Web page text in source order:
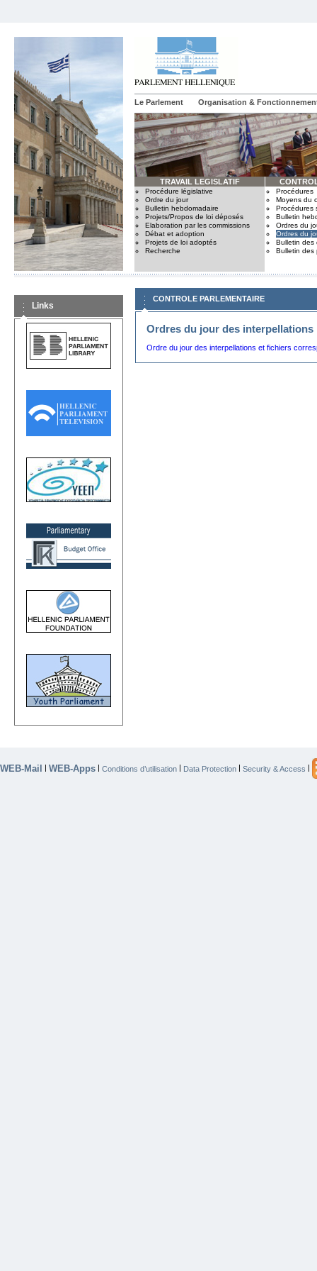
Le Parlement Organisation &
TRAVAIL LEGISLATIF
Procédure législative
Ordre du jour
Bulletin hebdomadaire
Projets/Propos de loi déposés
Elaboration par les commissions
Débat et adoption
Projets de loi adoptés
Recherche
Procédures
Moyens du
Procédures
Bulletin
Ordres du
Ordres du
Bulletin des
Bulletin des
Links
CONTROLE PARLEMENTAIRE
Ordres du jour des interpellations
Ordre du jour des interpellations et fichiers
WEB-Mail WEB-Apps Conditions d’utilisation Data Protection Security & Access